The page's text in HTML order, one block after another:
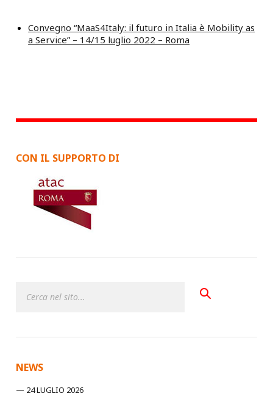
Convegno “MaaS4Italy: il futuro in Italia è Mobility as
a Service” – 14/15 luglio 2022 – Roma
CON IL SUPPORTO DI
NEWS
24 LUGLIO 2026